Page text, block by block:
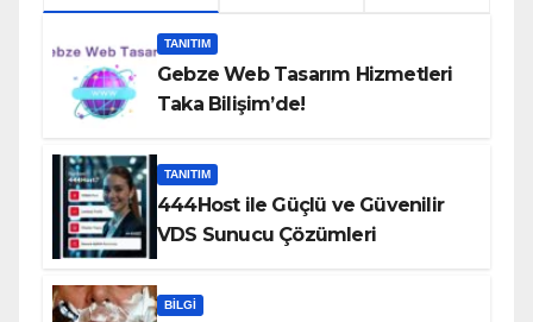
TANITIM
Gebze Web Tasarım Hizmetleri
Taka Bilişim’de!
TANITIM
444Host ile Güçlü ve Güvenilir
VDS Sunucu Çözümleri
BILGI